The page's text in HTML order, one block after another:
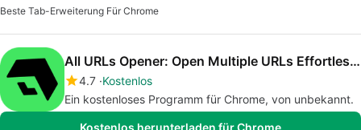
Beste Tab-Erweiterung Für Chrome
All URLs Opener: Open Multiple URLs Effortlessly
4.7 Kostenlos
Ein kostenloses Programm für Chrome, von unbekannt.
Kostenlos herunterladen für Chrome